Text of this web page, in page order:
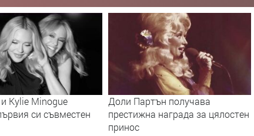
Kylie Minogue
си съвместен
Доли Партън получава
престижна награда за цялостен
принос